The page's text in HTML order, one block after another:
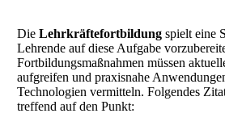
Die Lehrkräftefortbildung spielt eine
Lehrende auf diese Aufgabe
Fortbildungsmaßnahmen müssen
aufgreifen und praxisnahe
Technologien vermitteln. Folgendes
treffend auf den Punkt: